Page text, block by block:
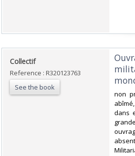
‎Collectif‎
Reference : R320123763
See the book
‎non
dans